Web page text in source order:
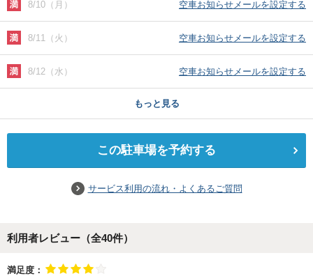
8/10（月） 空車お知らせメールを設定する
8/11（火） 空車お知らせメールを設定する
8/12（水） 空車お知らせメールを設定する
もっと見る
この駐車場を予約する
サービス利用の流れ・よくあるご質問
利用者レビュー（全40件）
満足度：